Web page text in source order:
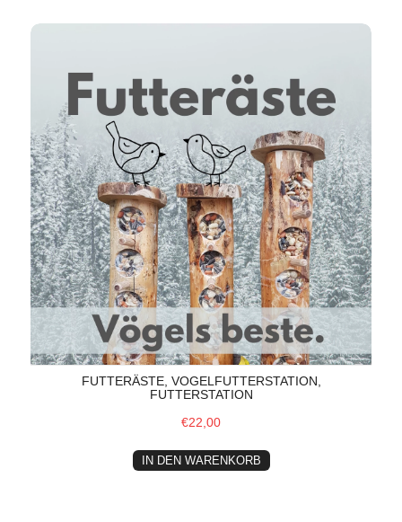
Futteräste, Vogelfutterstation, Futterstation
FUTTERÄSTE, VOGELFUTTERSTATION,
FUTTERSTATION
€22,00
IN DEN WARENKORB